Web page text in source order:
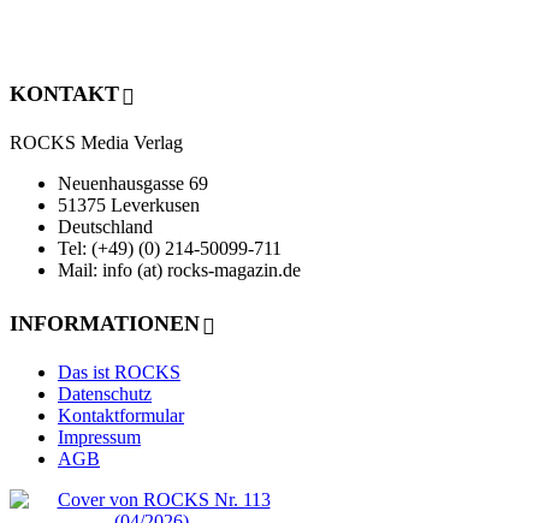
KONTAKT
ROCKS Media Verlag
Neuenhausgasse 69
51375 Leverkusen
Deutschland
Tel: (+49) (0) 214-50099-711
Mail: info (at) rocks-magazin.de
INFORMATIONEN
Das ist ROCKS
Datenschutz
Kontaktformular
Impressum
AGB